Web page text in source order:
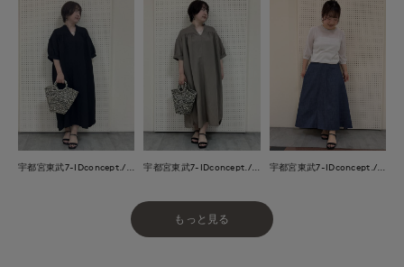
もっと見る